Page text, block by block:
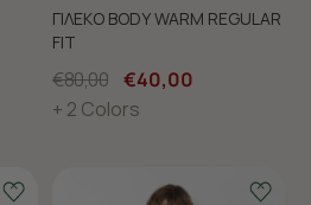
ΓΙΛΕΚΟ BODY WARM REGULAR
FIT
€80,00 €40,00
+ 2 Colors